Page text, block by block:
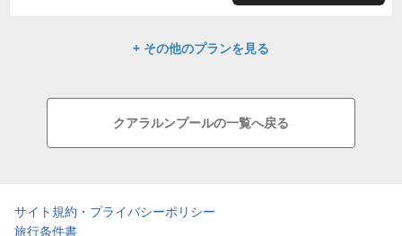
+ その他のプランを見る
クアラルンプールの一覧へ戻る
サイト規約・プライバシーポリシー
旅行条件書